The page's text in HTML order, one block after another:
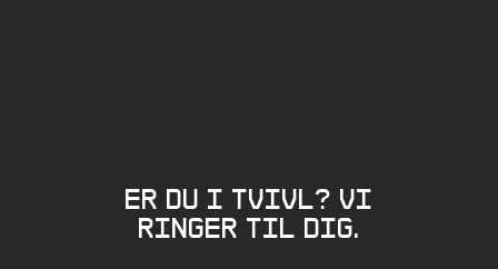
Er du i tvivl? Vi
ringer til dig.